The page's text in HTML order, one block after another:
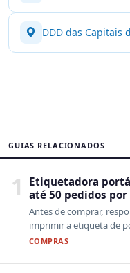
DDD das Capitais
GUIAS RELACIONADOS
1
Etiquetadora
até 50 pedidos por
Antes de comprar,
imprimir a etiqueta de
COMPRAS